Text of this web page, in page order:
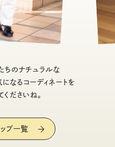
ちのナチュラルな
なるコーディネートを
ださいね。
プ一覧